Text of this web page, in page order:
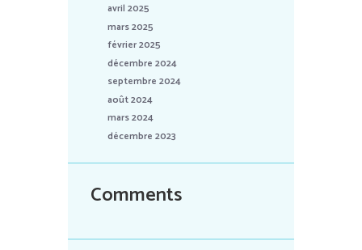
avril 2025
mars 2025
février 2025
décembre 2024
septembre 2024
août 2024
mars 2024
décembre 2023
Comments